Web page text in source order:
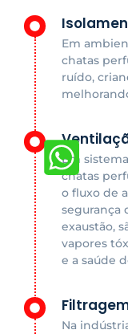
Em
chatas
ruído,
Em
chatas
o fluxo de
segurança
exaustão,
vapores
e a saúde
Na